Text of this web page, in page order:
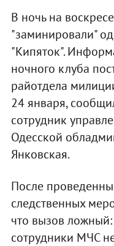
В ночь на
"заминировали"
"Кипяток".
ночного клуба
райотдела
24 января,
сотрудник
Одесской
Янковская.
После
следственных
что вызов
сотрудники МЧС